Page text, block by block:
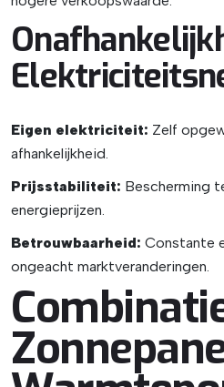
Eigen elektriciteit: Zelf
afhankelijkheid.
Prijsstabiliteit: Bescherming
energieprijzen.
Betrouwbaarheid: Constante
ongeacht marktveranderingen.